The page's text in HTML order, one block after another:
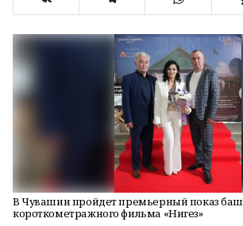
В Чувашии пройдет премьерный показ
короткометражного фильма «Нигез»